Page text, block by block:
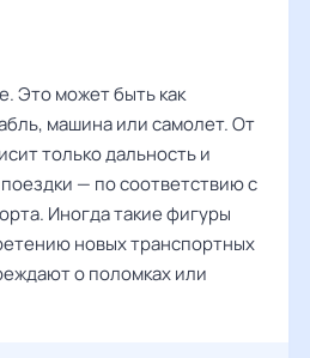
Это может быть как
машина или самолет. От
только дальность и
— по соответствию с
Иногда такие фигуры
новых транспортных
о поломках или